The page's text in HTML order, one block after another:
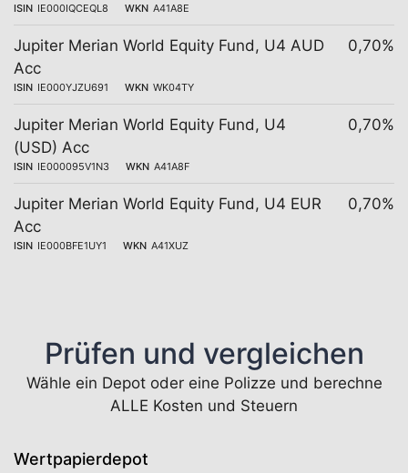
ISIN IE000IQCEQL8 WKN A41A8E
Jupiter Merian World Equity Fund, U4 AUD
Acc
ISIN IE000YJZU691 WKN WK04TY
0,70%
Jupiter Merian World Equity Fund, U4
(USD) Acc
ISIN IE000095V1N3 WKN A41A8F
0,70%
Jupiter Merian World Equity Fund, U4 EUR
Acc
ISIN IE000BFE1UY1 WKN A41XUZ
0,70%
Prüfen und vergleichen
Wähle ein Depot oder eine Polizze und berechne
ALLE Kosten und Steuern
Wertpapierdepot